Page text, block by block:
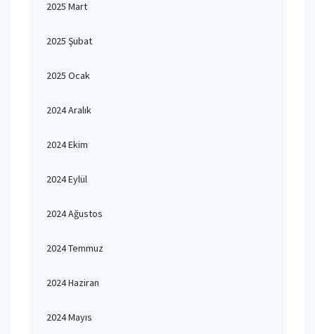
2025 Mart
2025 Şubat
2025 Ocak
2024 Aralık
2024 Ekim
2024 Eylül
2024 Ağustos
2024 Temmuz
2024 Haziran
2024 Mayıs